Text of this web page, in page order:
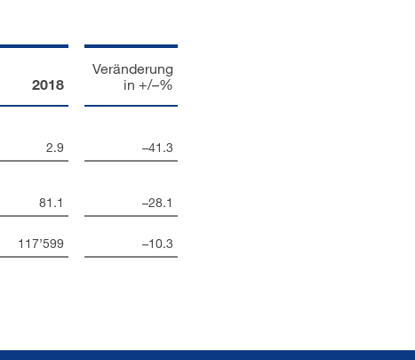
2018
Veränderung
in +/–%
2.9 –41.3
81.1
–28.1
117’599 –10.3